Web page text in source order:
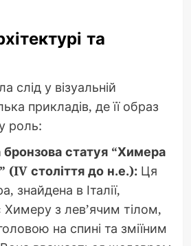
та
слід у візуальній
прикладів, де її образ
роль:
бронзова статуя “Химера
(IV століття до н.е.):Ця
знайдена в Італії,
з лев’ячим тілом,
на спині та зміїним